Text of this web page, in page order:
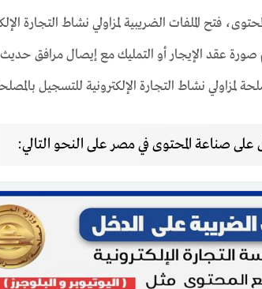
فتح الملفات الضريبية لمزاولي نشاط التجارة
صورة عقد الإيجار أو التمليك مع إيصال مرافق
لمزاولي نشاط التجارة الإلكترونية للتسجيل
صناعة المحتوى في مصر على النحو التالي: